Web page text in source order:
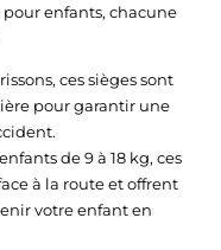
pour enfants, chacune
ces sièges sont
pour garantir une
de 9 à 18 kg, ces
à la route et offrent
votre enfant en